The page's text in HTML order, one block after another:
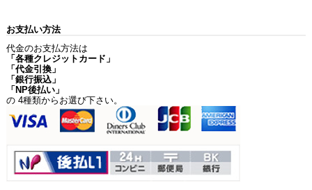
お支払い方法
代金のお支払方法は
「各種クレジットカード」
「代金引換」
「銀行振込」
「NP後払い」
の 4種類からお選び下さい。